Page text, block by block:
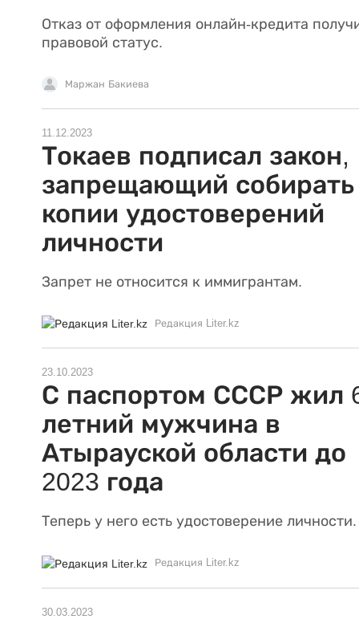
Отказ от оформления онлайн-кредита
правовой статус.
Маржан Бакиева
11.12.2023
Токаев подписал закон,
запрещающий собирать
копии удостоверений
личности
Запрет не относится к иммигрантам.
Редакция Liter.kz
23.10.2023
С паспортом СССР жил
летний мужчина в
Атырауской области до
2023 года
Теперь у него есть удостоверение личности.
Редакция Liter.kz
30.03.2023